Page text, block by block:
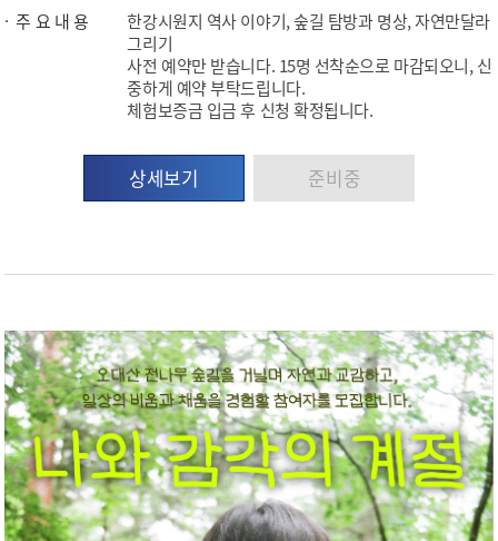
주 요 내 용
한강시원지 역사 이야기, 숲길 탐방과 명상, 자연만달라
그리기
사전 예약만 받습니다. 15명 선착순으로 마감되오니, 신
중하게 예약 부탁드립니다.
체험보증금 입금 후 신청 확정됩니다.
상세보기